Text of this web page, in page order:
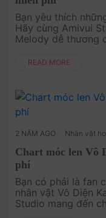
Bạn yêu thích
Hãy cùng Amivui
Melody dễ thương
chóng tạo ra một
READ MORE
2 NĂM AGO Nhân vật
Chart móc len Vô
phí
Bạn có phải là fan
nhân vật Vô Diện
Studio mang đến